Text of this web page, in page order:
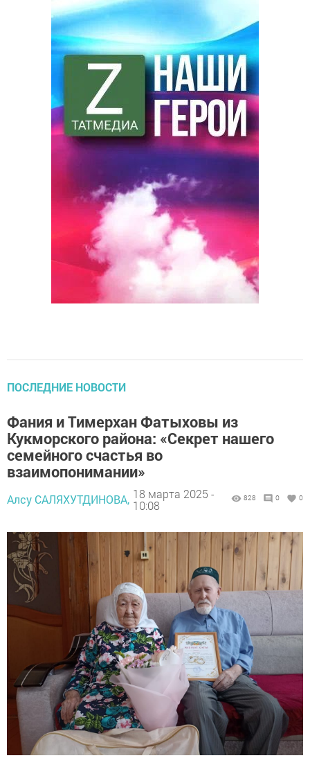
ПОСЛЕДНИЕ НОВОСТИ
Фания и Тимерхан Фатыховы из
Кукморского района: «Секрет нашего
семейного счастья во
взаимопонимании»
Алсу САЛЯХУТДИНОВА, 18 марта 2025 -
10:08
828 0 0